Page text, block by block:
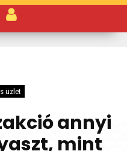
üzlet
annyi
mint